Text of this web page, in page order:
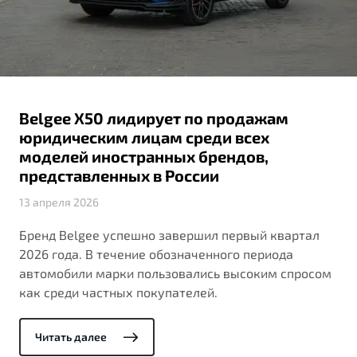
Яркий кроссовер
Обзор В наличии
S50
Элегантный и практичный седан
Автокредит
Страхование
Узнайте о специальных выгодах при покупке
ПОДДЕРЖКА
Belgee Линк
Belgee Плюс
Реферальная программа
Клиентская поддержка
О дилерском центре
Правовая информация
Belgee X50 лидирует по продажам
юридическим лицам среди всех
моделей иностранных брендов,
представленных в России
13 апреля 2026
Бренд Belgee успешно завершил первый квартал
2026 года. В течение обозначенного периода
автомобили марки пользовались высоким спросом
как среди частных покупателей.
Читать далее